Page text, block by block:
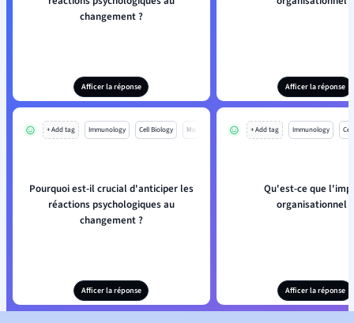
changement ?
Afficer la réponse Afficer la réponse
+ Add tag Immunology Cell Biology Mo
Pourquoi est-il crucial d'anticiper les
réactions psychologiques au
changement ?
Afficer la réponse
+ Add tag Immunology
Qu'est-ce que
organisationnel ?
Afficer la réponse